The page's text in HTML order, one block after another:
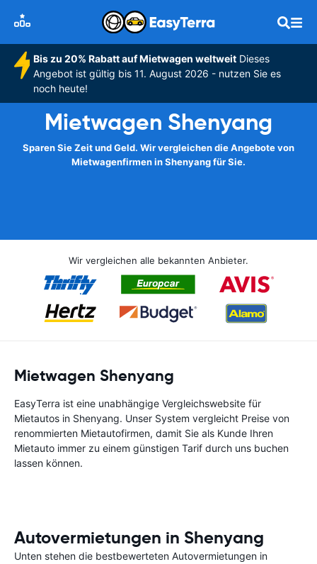
Bis zu 20% Rabatt auf Mietwagen weltweitDieses
Angebot ist gültig bis 11. August 2026 - nutzen Sie es
noch heute!
Mietwagen Shenyang
Sparen Sie Zeit und Geld. Wir vergleichen die Angebote von
Mietwagenfirmen in Shenyang für Sie.
Wir vergleichen alle bekannten Anbieter.
Mietwagen Shenyang
EasyTerra ist eine unabhängige Vergleichswebsite für
Mietautos in Shenyang. Unser System vergleicht Preise von
renommierten Mietautofirmen, damit Sie als Kunde Ihren
Mietauto immer zu einem günstigen Tarif durch uns buchen
lassen können.
Autovermietungen in Shenyang
Unten stehen die bestbewerteten Autovermietungen in